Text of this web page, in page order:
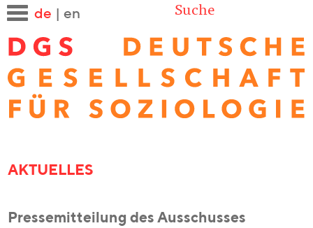
de en Suche
AKTUELLES
Pressemitteilung des Ausschusses